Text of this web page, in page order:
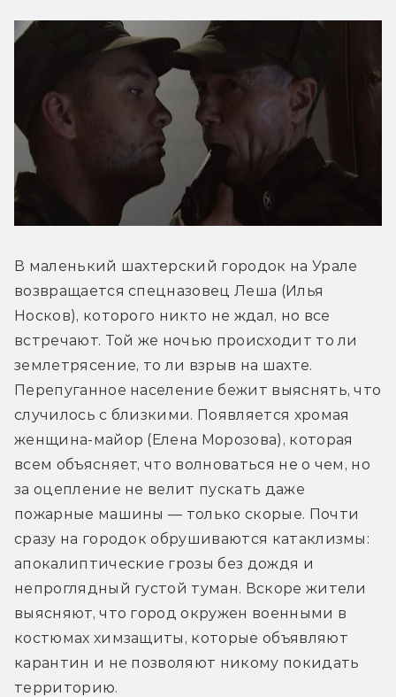
В маленький шахтерский городок на Урале
возвращается спецназовец Леша (Илья
Носков), которого никто не ждал, но все
встречают. Той же ночью происходит то ли
землетрясение, то ли взрыв на шахте.
Перепуганное население бежит выяснять, что
случилось с близкими. Появляется хромая
женщина-майор (Елена Морозова), которая
всем объясняет, что волноваться не о чем, но
за оцепление не велит пускать даже
пожарные машины — только скорые. Почти
сразу на городок обрушиваются катаклизмы:
апокалиптические грозы без дождя и
непроглядный густой туман. Вскоре жители
выясняют, что город окружен военными в
костюмах химзащиты, которые объявляют
карантин и не позволяют никому покидать
территорию.